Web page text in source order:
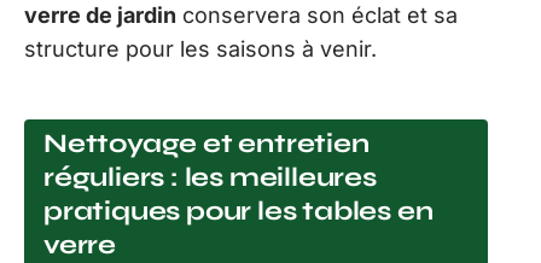
verre de jardin conservera son éclat et sa
structure pour les saisons à venir.
Nettoyage et entretien
réguliers : les meilleures
pratiques pour les tables en
verre